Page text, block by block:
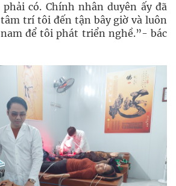
có. Chính nhân duyên ấy đã
trí tôi đến tận bây giờ và luôn
để tôi phát triển nghề.”- bác